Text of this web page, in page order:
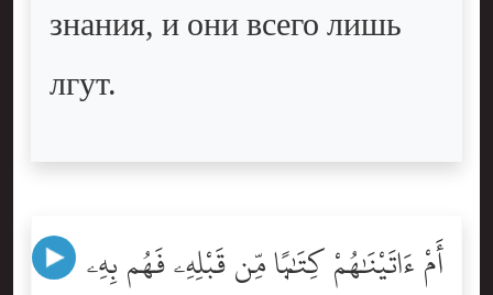
знания, и они всего лишь
лгут.
أَمْ ءَاتَيْنَٰهُمْ كِتَٰبًۭا مِّن قَبْلِهِۦ فَهُم بِهِۦ